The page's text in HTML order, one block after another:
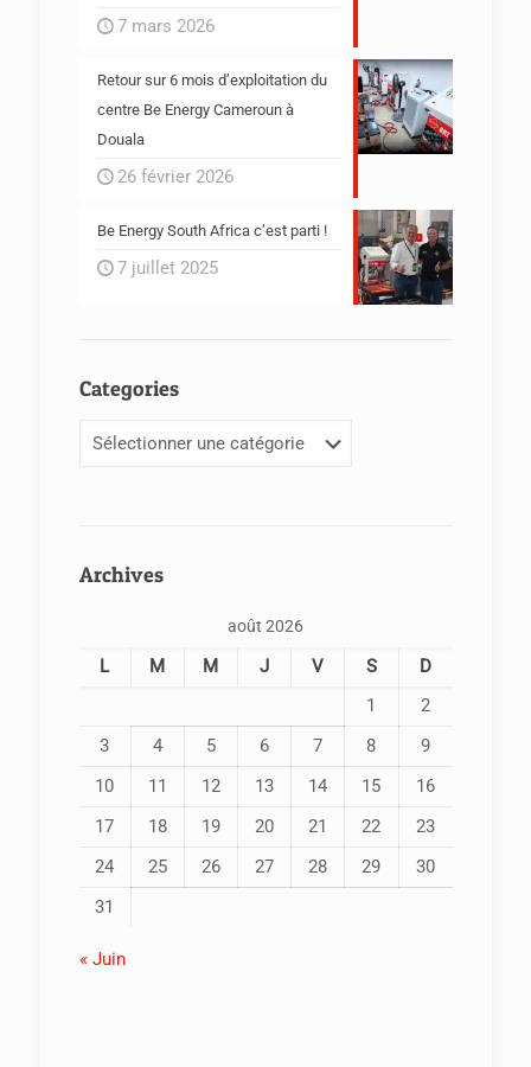
7 mars 2026
Retour sur 6 mois d’exploitation du
centre Be Energy Cameroun à
Douala
26 février 2026
Be Energy South Africa c’est parti !
7 juillet 2025
Categories
Categories
Archives
août 2026
L M M J V S
D
1
2
3
4 5 6 7 8
9
10
11 12 13 14 15
16
17
18 19 20 21 22
23
24
25 26 27 28 29
30
31
« Juin